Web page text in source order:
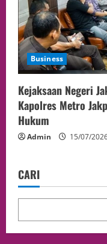
Business
Kejaksaan Negeri
Kapolres Metro
Hukum
Admin 15/07/
CARI